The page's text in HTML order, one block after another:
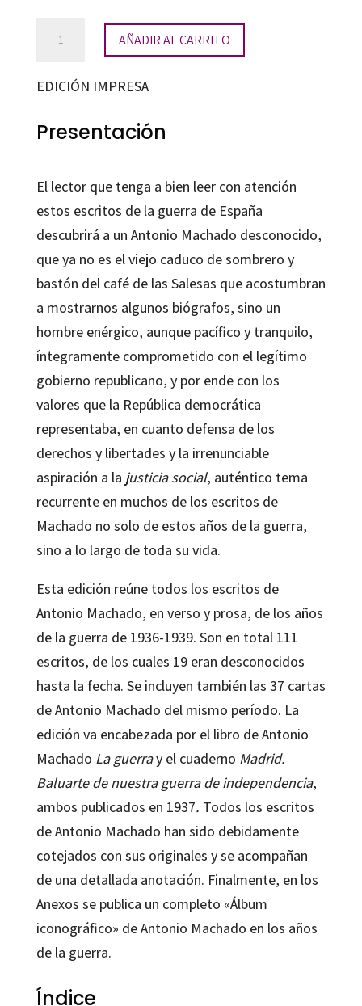
combate
1939)
AÑADIR AL CARRITO
EDICIÓN IMPRESA
Presentación
El lector que tenga a bien leer con atención
estos escritos de la guerra de España
descubrirá a un Antonio Machado desconocido,
que ya no es el viejo caduco de sombrero y
bastón del café de las Salesas que acostumbran
a mostrarnos algunos biógrafos, sino un
hombre enérgico, aunque pacífico y tranquilo,
íntegramente comprometido con el legítimo
gobierno republicano, y por ende con los
valores que la República democrática
representaba, en cuanto defensa de los
derechos y libertades y la irrenunciable
aspiración a la justicia social, auténtico tema
recurrente en muchos de los escritos de
Machado no solo de estos años de la guerra,
sino a lo largo de toda su vida.
Esta edición reúne todos los escritos de
Antonio Machado, en verso y prosa, de los años
de la guerra de 1936-1939. Son en total 111
escritos, de los cuales 19 eran desconocidos
hasta la fecha. Se incluyen también las 37 cartas
de Antonio Machado del mismo período. La
edición va encabezada por el libro de Antonio
Machado La guerray el cuaderno Madrid.
Baluarte de nuestra guerra de independencia,
ambos publicados en 1937. Todos los escritos
de Antonio Machado han sido debidamente
cotejados con sus originales y se acompañan
de una detallada anotación. Finalmente, en los
Anexos se publica un completo «Álbum
iconográfico» de Antonio Machado en los años
de la guerra.
Índice